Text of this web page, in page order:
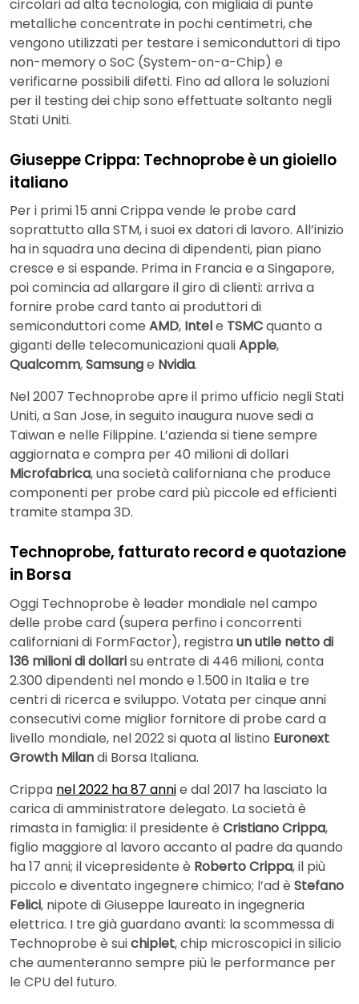
circolari ad alta tecnologia, con migliaia di punte
metalliche concentrate in pochi centimetri, che
vengono utilizzati per testare i semiconduttori di tipo
non-memory o SoC (System-on-a-Chip) e
verificarne possibili difetti. Fino ad allora le soluzioni
per il testing dei chip sono effettuate soltanto negli
Stati Uniti.
Giuseppe Crippa: Technoprobe è un gioiello
italiano
Per i primi 15 anni Crippa vende le probe card
soprattutto alla STM, i suoi ex datori di lavoro. All’inizio
ha in squadra una decina di dipendenti, pian piano
cresce e si espande. Prima in Francia e a Singapore,
poi comincia ad allargare il giro di clienti: arriva a
fornire probe card tanto ai produttori di
semiconduttori come AMD, Intele TSMCquanto a
giganti delle telecomunicazioni qualiApple,
Qualcomm,Samsunge Nvidia.
Nel 2007 Technoprobe apre il primo ufficio negli Stati
Uniti, a San Jose, in seguito inaugura nuove sedi a
Taiwan e nelle Filippine. L’azienda si tiene sempre
aggiornata e compra per 40 milioni di dollari
Microfabrica, una società californiana che produce
componenti per probe card più piccole ed efficienti
tramite stampa 3D.
Technoprobe, fatturato record e quotazione
in Borsa
Oggi Technoprobe è leader mondiale nel campo
delle probe card (supera perfino i concorrenti
californiani di FormFactor), registraun utile netto di
136 milioni di dollarisu entrate di 446 milioni, conta
2.300 dipendenti nel mondo e 1.500 in Italia e tre
centri di ricerca e sviluppo. Votata per cinque anni
consecutivi come miglior fornitore di probe card a
livello mondiale, nel 2022 si quota al listino Euronext
Growth Milandi Borsa Italiana.
Crippa nel 2022 ha 87 annie dal 2017 ha lasciato la
carica di amministratore delegato. La società è
rimasta in famiglia: il presidente è Cristiano Crippa,
figlio maggiore al lavoro accanto al padre da quando
ha 17 anni; il vicepresidente è Roberto Crippa, il più
piccolo e diventato ingegnere chimico; l’ad è Stefano
Felici, nipote di Giuseppe laureato in ingegneria
elettrica. I tre già guardano avanti: la scommessa di
Technoprobe è suichiplet, chip microscopici in silicio
che aumenteranno sempre più le performance per
le CPU del futuro.